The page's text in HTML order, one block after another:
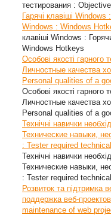
тестирования :
Гарячі клавіші
Windows : Windows
клавіші Windows :
Windows Hotkeys
Особові якості гарного
Личностные качества
Personal qualities of a
Особові якості гарного
Личностные качества
Personal qualities of a
Технічні навички
Технические навыки,
: Tester required
Технічні навички
Технические навыки,
: Tester required
Розвиток та підтримка
поддержка веб-
maintenance of web